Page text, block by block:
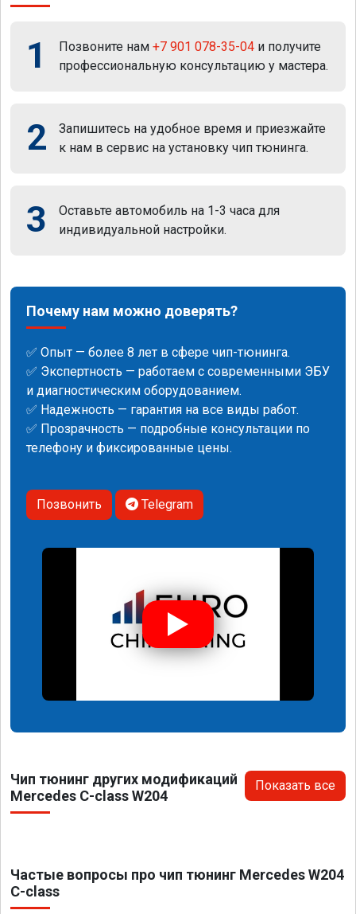
1 Позвоните нам +7 901 078-35-04 и получите
профессиональную консультацию у мастера.
2
Запишитесь на удобное время и приезжайте
к нам в сервис на установку чип тюнинга.
3
Оставьте автомобиль на 1-3 часа для
индивидуальной настройки.
Почему нам можно доверять?
✅ Опыт — более 8 лет в сфере чип-тюнинга.
✅ Экспертность — работаем с современными ЭБУ
и диагностическим оборудованием.
✅ Надежность — гарантия на все виды работ.
✅ Прозрачность — подробные консультации по
телефону и фиксированные цены.
Позвонить Telegram
Чип тюнинг других модификаций
Mercedes C-class W204
Показать все
Частые вопросы про чип тюнинг Mercedes W204
C-class